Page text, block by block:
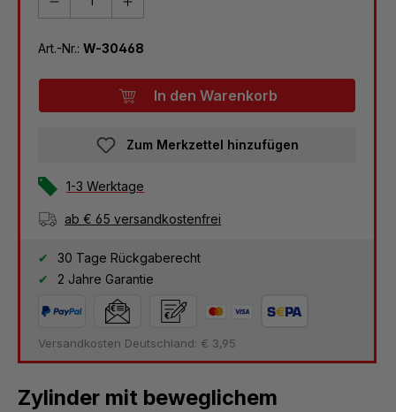
Art.-Nr.: W-30468
In den Warenkorb
Zum Merkzettel hinzufügen
1-3 Werktage
ab € 65 versandkostenfrei
30 Tage Rückgaberecht
2 Jahre Garantie
Versandkosten Deutschland: € 3,95
Zylinder mit beweglichem